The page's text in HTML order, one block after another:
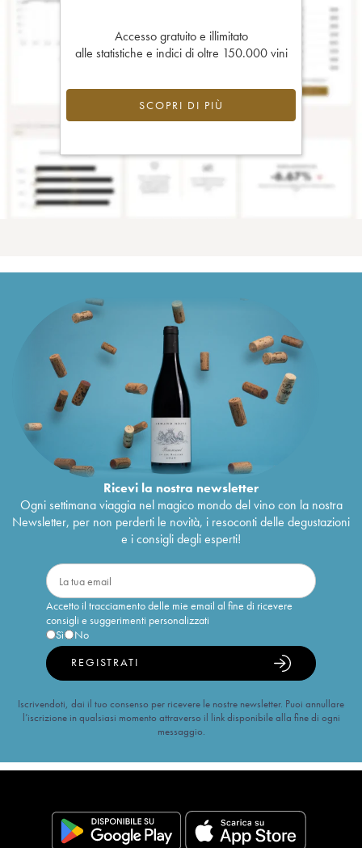
Accesso gratuito e illimitato
alle statistiche e indici di oltre 150.000 vini
SCOPRI DI PIÙ
Ricevi la nostra newsletter
Ogni settimana viaggia nel magico mondo del vino con la nostra
Newsletter, per non perderti le novità, i resoconti delle degustazioni
e i consigli degli esperti!
Accetto il tracciamento delle mie email al fine di ricevere
consigli e suggerimenti personalizzati
Sì
No
REGISTRATI
Iscrivendoti, dai il tuo consenso per ricevere le nostre newsletter. Puoi annullare
l’iscrizione in qualsiasi momento attraverso il link disponibile alla fine di ogni
messaggio.